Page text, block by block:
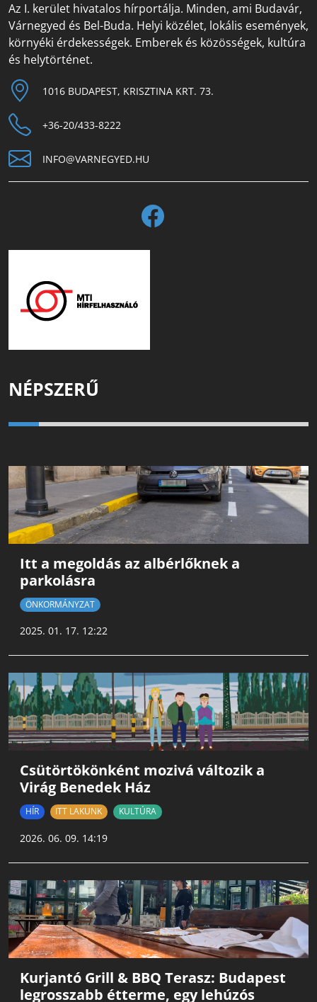
Az I. kerület hivatalos hírportálja. Minden, ami Budavár,
Várnegyed és Bel-Buda. Helyi közélet, lokális események,
környéki érdekességek. Emberek és közösségek, kultúra
és helytörténet.
1016 BUDAPEST, KRISZTINA KRT. 73.
+36-20/433-8222
INFO@VARNEGYED.HU
NÉPSZERŰ
Itt a megoldás az albérlőknek a
parkolásra
ÖNKORMÁNYZAT
2025. 01. 17. 12:22
Csütörtökönként mozivá változik a
Virág Benedek Ház
HÍR ITT LAKUNK KULTÚRA
2026. 06. 09. 14:19
Kurjantó Grill & BBQ Terasz: Budapest
legrosszabb étterme, egy lehúzós